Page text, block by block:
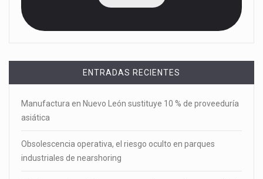
ENTRADAS RECIENTES
Manufactura en Nuevo León sustituye 10 % de proveeduría
asiática
Obsolescencia operativa, el riesgo oculto en parques
industriales de nearshoring